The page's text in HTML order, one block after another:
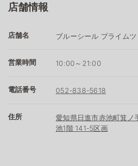
店舗情報
店舗名 ブルーシール プライム
営業時間 10:00～21:00
電話番号 052-838-5618
住所
愛知県日進市赤池町箕ノ
池1階 141-5区画